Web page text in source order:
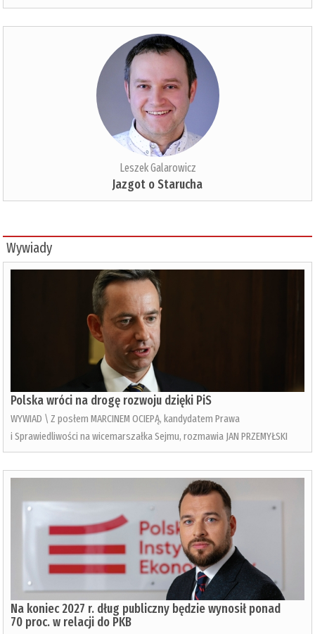
Leszek Galarowicz
Jazgot o Starucha
Wywiady
Polska wróci na drogę rozwoju dzięki PiS
WYWIAD \ Z posłem MARCINEM OCIEPĄ, kandydatem Prawa
i Sprawiedliwości na wicemarszałka Sejmu, rozmawia JAN PRZEMYŁSKI
Na koniec 2027 r. dług publiczny będzie wynosił ponad
70 proc. w relacji do PKB